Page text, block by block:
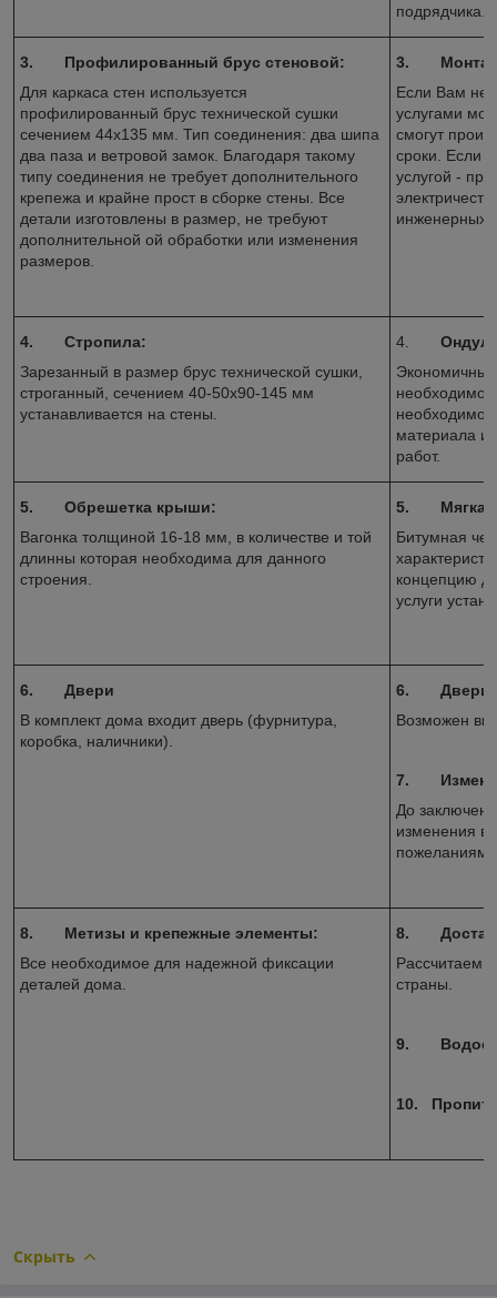
подрядчика.
3. Профилированный брус стеновой:
Для каркаса стен используется
профилированный брус технической сушки
сечением 44х135 мм. Тип соединения: два шипа
два паза и ветровой замок. Благодаря такому
типу соединения не требует дополнительного
крепежа и крайне прост в сборке стены. Все
детали изготовлены в размер, не требуют
дополнительной ой обработки или изменения
размеров.
3.
Если Вам
услугами
смогут
сроки. Если
услугой -
инженерных
4. Стропила:
Зарезанный в размер брус технической сушки,
строганный, сечением 40-50х90-145 мм
устанавливается на стены.
4.
необходимое
материала и
работ.
5. Обрешетка крыши:
Вагонка толщиной 16-18 мм, в количестве и той
длинны которая необходима для данного
строения.
5.
Битумная
концепцию
услуги
6. Двери
В комплект дома входит дверь (фурнитура,
коробка, наличники).
6. Двери:
Возможен
7.
До
изменения в
пожеланиям.
8. Метизы и крепежные элементы:
Все необходимое для надежной фиксации
деталей дома.
8.
Рассчитаем
страны.
9.
10.
Скрыть